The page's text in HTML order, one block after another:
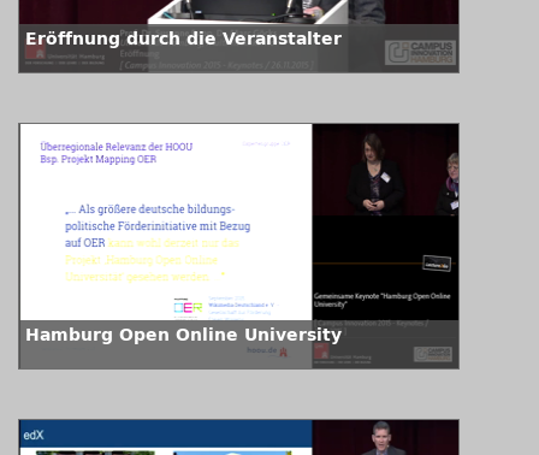
Eröffnung durch die Veranstalter
Hamburg Open Online University